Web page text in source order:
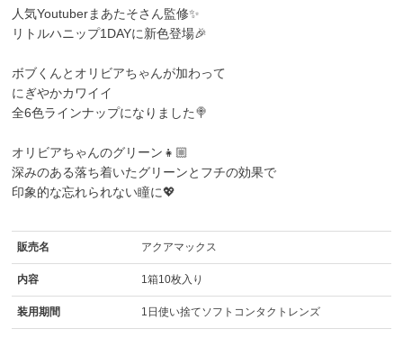
人気Youtuberまあたそさん監修✨
リトルハニップ1DAYに新色登場🎉
ボブくんとオリビアちゃんが加わって
にぎやかカワイイ
全6色ラインナップになりました🍭
オリビアちゃんのグリーン👧🏼
深みのある落ち着いたグリーンとフチの効果で
印象的な忘れられない瞳に💖
販売名 アクアマックス
内容 1箱10枚入り
装用期間 1日使い捨てソフトコンタクトレンズ